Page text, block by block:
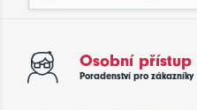
Osobní přístup
Poradenství pro zákazníky